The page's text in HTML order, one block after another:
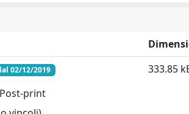
02/12/2019
print
333.85